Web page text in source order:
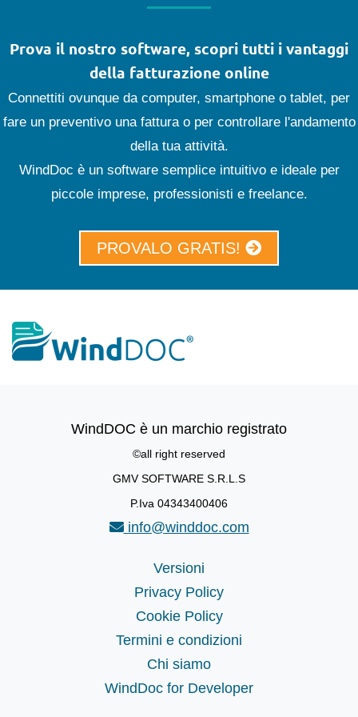
Prova il nostro software, scopri tutti i vantaggi
della fatturazione online
Connettiti ovunque da computer, smartphone o tablet, per
fare un preventivo una fattura o per controllare l'andamento
della tua attività.
WindDoc è un software semplice intuitivo e ideale per
piccole imprese, professionisti e freelance.
PROVALO GRATIS!
WindDOC è un marchio registrato
©all right reserved
GMV SOFTWARE S.R.L.S
P.Iva 04343400406
info@winddoc.com
Versioni
Privacy Policy
Cookie Policy
Termini e condizioni
Chi siamo
WindDoc for Developer